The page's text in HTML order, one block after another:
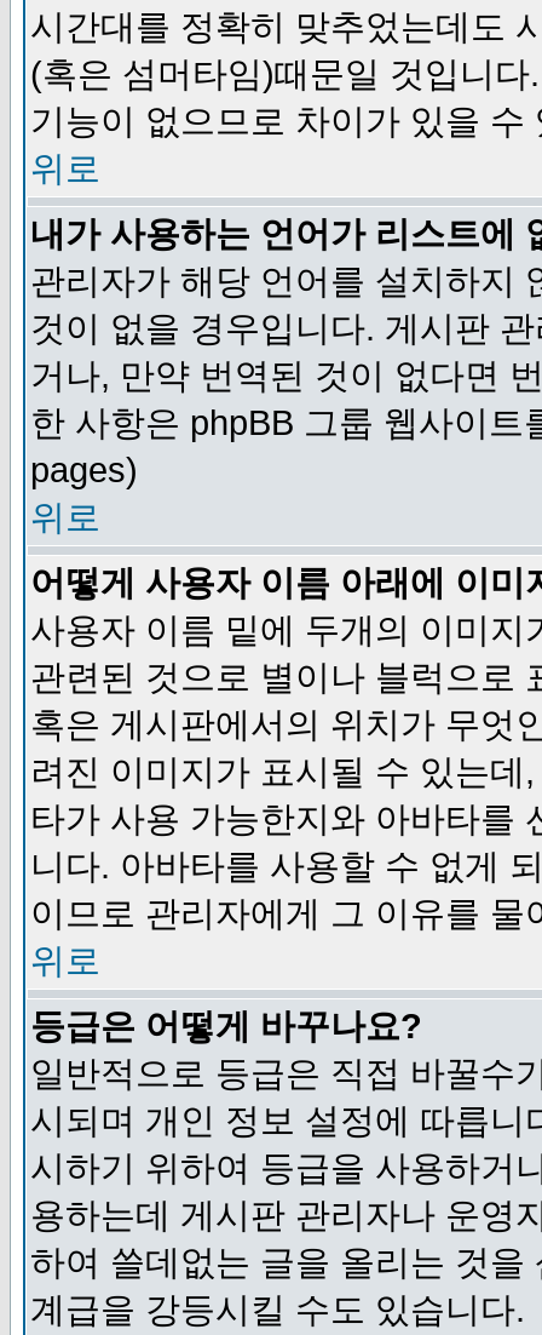
시간대를 정확히 맞추었는데도
(혹은 섬머타임)때문일 것입니
기능이 없으므로 차이가 있을 수
위로
내가 사용하는 언어가 리스트에
관리자가 해당 언어를 설치하지
것이 없을 경우입니다. 게시판
거나, 만약 번역된 것이 없다면
한 사항은 phpBB 그룹 웹사이
pages)
위로
어떻게 사용자 이름 아래에 이미
사용자 이름 밑에 두개의 이미
관련된 것으로 별이나 블럭으로
혹은 게시판에서의 위치가 무엇
려진 이미지가 표시될 수 있는
타가 사용 가능한지와 아바타를
니다. 아바타를 사용할 수 없게
이므로 관리자에게 그 이유를 물
위로
등급은 어떻게 바꾸나요?
일반적으로 등급은 직접 바꿀수
시되며 개인 정보 설정에 따릅
시하기 위하여 등급을 사용하거
용하는데 게시판 관리자나 운영
하여 쓸데없는 글을 올리는 것
계급을 강등시킬 수도 있습니다.